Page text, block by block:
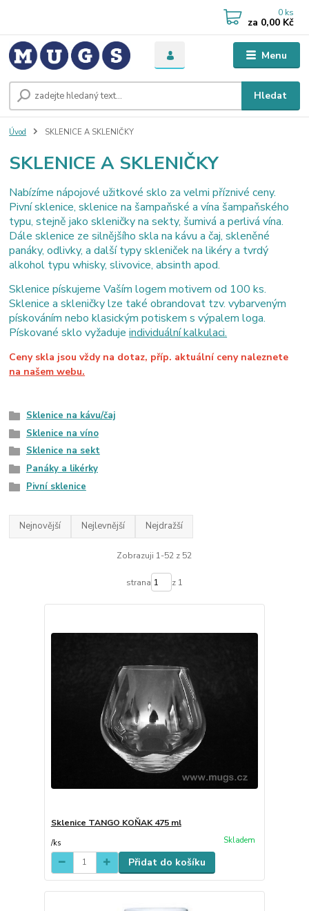
Menu
Hledat
0 ks
za 0,00 Kč
Úvod SKLENICE A SKLENIČKY
SKLENICE A SKLENIČKY
Nabízíme nápojové užitkové sklo za velmi příznivé ceny.
Pivní sklenice, sklenice na šampaňské a vína šampaňského
typu, stejně jako skleničky na sekty, šumivá a perlivá vína.
Dále sklenice ze silnějšího skla na kávu a čaj, skleněné
panáky, odlivky, a další typy skleniček na likéry a tvrdý
alkohol typu whisky, slivovice, absinth apod.
Sklenice pískujeme Vaším logem motivem od 100 ks.
Sklenice a skleničky lze také obrandovat tzv. vybarveným
pískováním nebo klasickým potiskem s výpalem loga.
Pískované sklo vyžadujeindividuální kalkulaci.
Ceny skla jsou vždy na dotaz, příp. aktuální ceny naleznete
na našem webu.
Sklenice na kávu/čaj
Sklenice na víno
Sklenice na sekt
Panáky a likérky
Pivní sklenice
Nejnovější Nejlevnější Nejdražší
Zobrazuji 1-52 z 52
strana z 1
Sklenice TANGO KOŇAK 475 ml
/ks Skladem
Přidat do košíku